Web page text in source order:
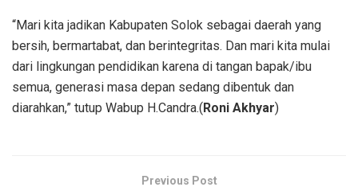
“Mari kita jadikan Kabupaten Solok sebagai daerah yang
bersih, bermartabat, dan berintegritas. Dan mari kita mulai
dari lingkungan pendidikan karena di tangan bapak/ibu
semua, generasi masa depan sedang dibentuk dan
diarahkan,” tutup Wabup H.Candra.(Roni Akhyar)
Previous Post